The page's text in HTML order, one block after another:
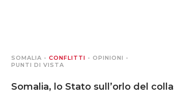
SOMALIA - CONFLITTI - OPINIONI -
PUNTI DI VISTA
Somalia, lo Stato sull’orlo del